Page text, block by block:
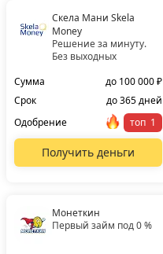
Скела Мани Skela
Money
Решение за минуту.
Без выходных
Сумма
до 100 000 ₽
Срок
до 365 дней
Одобрение
топ
Получить деньги
Монеткин
Первый займ под 0 %